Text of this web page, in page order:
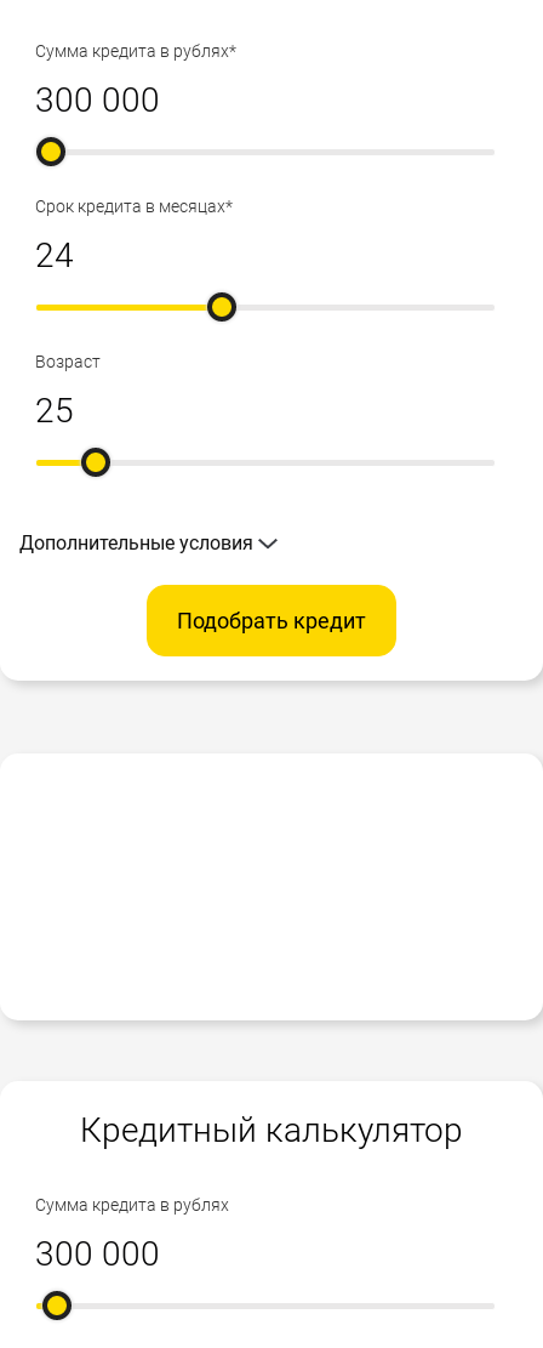
Сумма кредита в рублях*
Срок кредита в месяцах*
Возраст
Дополнительные условия
Подобрать кредит
Кредитный калькулятор
Сумма кредита в рублях